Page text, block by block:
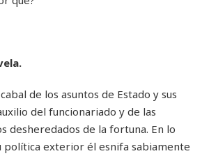
de los asuntos de Estado y sus
del funcionariado y de las
desheredados de la fortuna. En lo
política exterior él esnifa sabiamente